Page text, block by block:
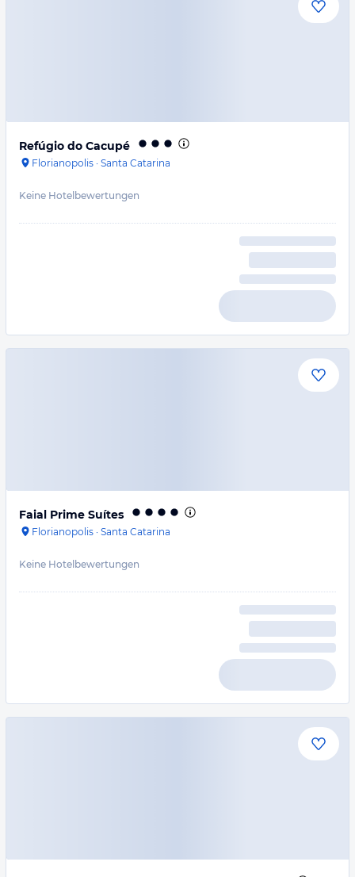
Refúgio do Cacupé
Florianopolis · Santa Catarina
Keine Hotelbewertungen
Faial Prime Suítes
Florianopolis · Santa Catarina
Keine Hotelbewertungen